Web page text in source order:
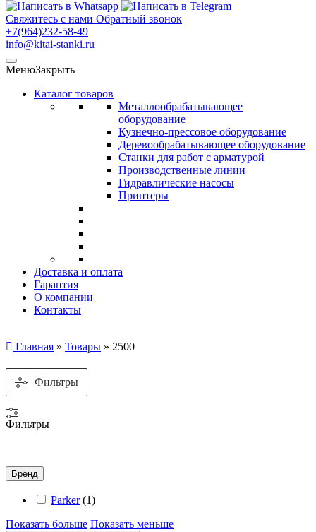
Свяжитесь с нами Обратный звонок
+7(964)232-58-49
info@kitai-stanki.ru
МенюЗакрыть
Каталог товаров
Металлообрабатывающее
оборудование
Кузнечно-прессовое оборудование
Деревообрабатывающее оборудование
Станки для работ с арматурой
Производственные линии
Гидравлические насосы
Принтеры
Доставка и оплата
Гарантия
О компании
Контакты
Главная » Товары » 2500
Фильтры
Фильтры
Бренд
Parker (1)
Показать больше Показать меньше